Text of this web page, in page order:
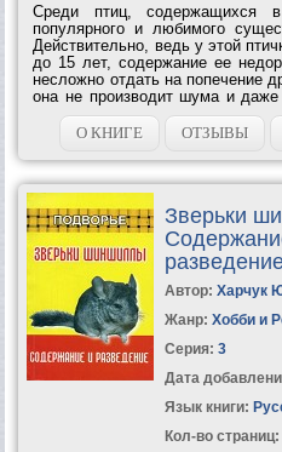
Среди птиц, содержащихся
популярного и любимого
Действительно, ведь у этой
до 15 лет, содержание ее
несложно отдать на попечение
она не производит шума и даже
своим хозяином. Кроме того,
попугайчика не...
О КНИГЕ ОТЗЫВЫ
Зверьки
Автор: Харчук
Жанр: Хобби и
Серия: 3
Дата
Язык книги:
Кол-во страниц: